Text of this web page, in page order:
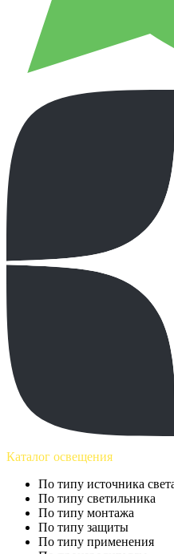
Каталог освещения
По типу источника
По типу светильника
По типу монтажа
По типу защиты
По типу применения